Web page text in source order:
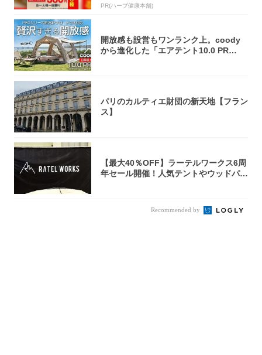
PR(ハーブ健康本舗)
開放感も設営もワンランク上。coody
から進化した「エアテント10.0 PR
パリのカルティエ財団の新天地【フラン
ス】
【最大40％OFF】ラーテルワークス6周
年セール開催！人気テントやウッドパネ
Recommended by